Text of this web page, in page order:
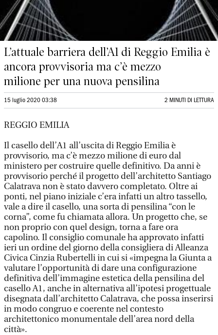
L’attuale barriera dell’A1 di Reggio Emilia è
ancora provvisoria ma c’è mezzo
milione per una nuova pensilina
15 luglio 2020 03:38 2 MINUTI DI LETTURA
REGGIO EMILIA
Il casello dell’A1 all’uscita di Reggio Emilia è
provvisorio, ma c’è mezzo milione di euro dal
ministero per costruire quelle definitivo. Da anni è
provvisorio perché il progetto dell’architetto Santiago
Calatrava non è stato davvero completato. Oltre ai
ponti, nel piano iniziale c’era infatti un altro tassello,
vale a dire il casello, una sorta di pensilina “con le
corna”, come fu chiamata allora. Un progetto che, se
non proprio con quel design, torna a fare ora
capolino. Il consiglio comunale ha approvato infatti
ieri un ordine del giorno della consigliera di Alleanza
Civica Cinzia Rubertelli in cui si «impegna la Giunta a
valutare l’opportunità di dare una configurazione
definitiva dell’immagine estetica della pensilina del
casello A1, anche in alternativa all’ipotesi progettuale
disegnata dall’architetto Calatrava, che possa inserirsi
in modo congruo e coerente nel contesto
architettonico monumentale dell’area nord della
città».